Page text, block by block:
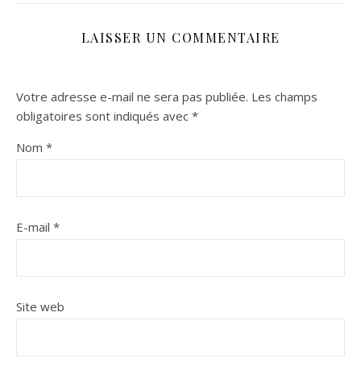
LAISSER UN COMMENTAIRE
Votre adresse e-mail ne sera pas publiée. Les champs
obligatoires sont indiqués avec *
Nom *
E-mail *
Site web